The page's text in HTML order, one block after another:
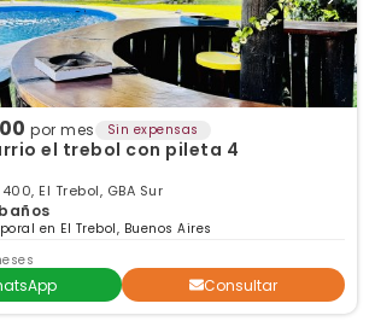
por mes Sin expensas
el trebol con pileta 4
El Trebol, GBA Sur
en El Trebol, Buenos Aires
Consultar